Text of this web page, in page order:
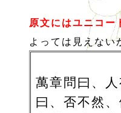
原文にはユニコ
よっては見えない
萬章問曰、
曰、否不然